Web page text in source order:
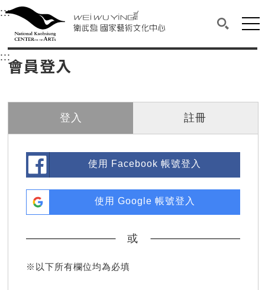
衛武營國家藝術文化中心
中央內容區塊，為本頁主要內容區。
:::選單連結區塊，此區塊列有本網站主要連結。
衛武營國家藝術文化中心
搜尋(開
網
::: 中央內容區塊，為本頁主要內容區。
會員登入
登入 註冊
使用 Facebook 帳號登入
使用 Google 帳號登入
或
※以下所有欄位均為必填